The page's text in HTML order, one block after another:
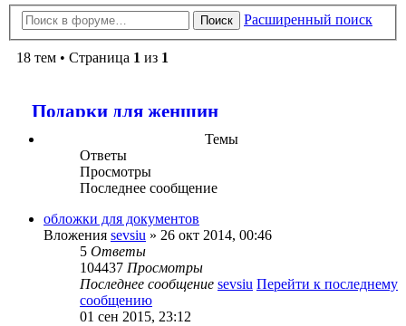
Поиск Расширенный поиск
18 тем • Страница 1 из 1
Подарки для женщин
Темы
Ответы
Просмотры
Последнее сообщение
обложки для документов
Вложения sevsiu » 26 окт 2014, 00:46
5 Ответы
104437 Просмотры
Последнее сообщение sevsiu Перейти к последнему
сообщению
01 сен 2015, 23:12